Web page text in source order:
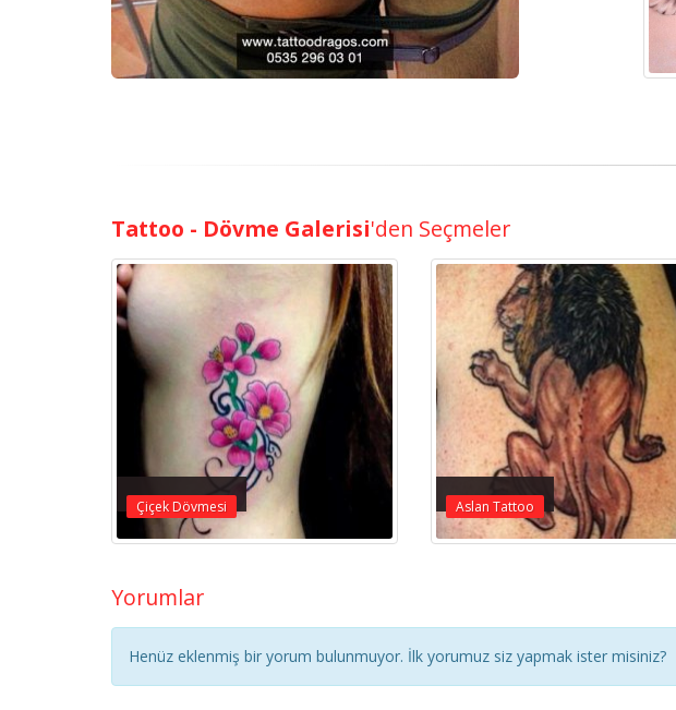
Tattoo - Dövme Galerisi'den Seçmeler
Çiçek Dövmesi Aslan Tattoo
Yorumlar
Henüz eklenmiş bir yorum bulunmuyor. İlk yorumuz siz yapmak ister misiniz?